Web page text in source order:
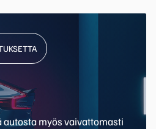
autosta myös vaivattomasti